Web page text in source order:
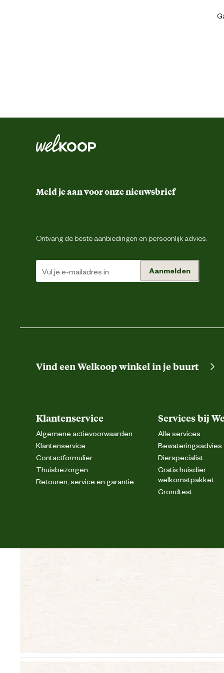
Functionele eigenschappen
Schoenmaat
Type schoen
Hoogte schacht
Veiligheids eigenschappen
Veiligheidsnorm
Materiaal
Materiaal bovenkant schoen
Meld je aan voor onze nieuwsbrief
Ontvang de beste aanbiedingen en persoonlijk advies.
Aanmelden
Vind een Welkoop winkel in je buurt
Klantenservice
Algemene actievoorwaarden
Klantenservice
Contactformulier
Thuisbezorgen
Retouren, service en garantie
Services bij
Alle services
Bewateringsadvies
Dierspecialist
Gratis huisdier
welkomstpakket
Grondtest